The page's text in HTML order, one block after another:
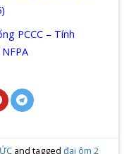
PCCC – Tính
and taggedđai ôm 2